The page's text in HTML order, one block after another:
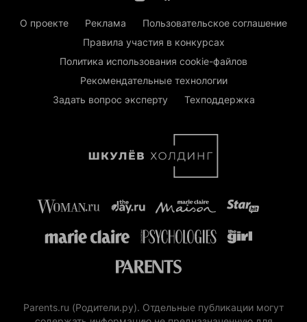
О проекте Реклама
Пользовательское соглашение
Правила участия в конкурсах
Политика использования cookie-файлов
Рекомендательные технологии
Задать вопрос эксперту
Техподдержка
Parents.ru (Родители.ру). Отдельные публикации могут